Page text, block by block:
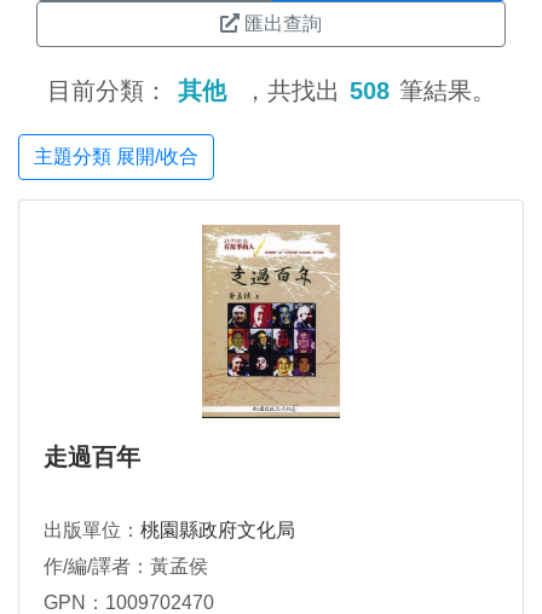
匯出查詢
目前分類： 其他 ，共找出 508 筆結果。
主題分類 展開/收合
走過百年
出版單位： 桃園縣政府文化局
作/編/譯者：黃孟侯
GPN：1009702470